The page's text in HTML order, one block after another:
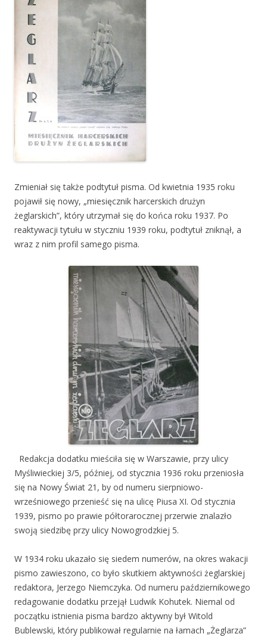
Zmieniał się także podtytuł pisma. Od kwietnia 1935 roku
pojawił się nowy, „miesięcznik harcerskich drużyn
żeglarskich”, który utrzymał się do końca roku 1937. Po
reaktywacji tytułu w styczniu 1939 roku, podtytuł zniknął, a
wraz z nim profil samego pisma.
Redakcja dodatku mieściła się w Warszawie, przy ulicy
Myśliwieckiej 3/5, później, od stycznia 1936 roku przeniosła
się na Nowy Świat 21, by od numeru sierpniowo-
wrześniowego przenieść się na ulicę Piusa XI. Od stycznia
1939, pismo po prawie półtorarocznej przerwie znalazło
swoją siedzibę przy ulicy Nowogrodzkiej 5.
W 1934 roku ukazało się siedem numerów, na okres wakacji
pismo zawieszono, co było skutkiem aktywności żeglarskiej
redaktora, Jerzego Niemczyka. Od numeru październikowego
redagowanie dodatku przejął Ludwik Kohutek. Niemal od
początku istnienia pisma bardzo aktywny był Witold
Bublewski, który publikował regularnie na łamach „Żeglarza”